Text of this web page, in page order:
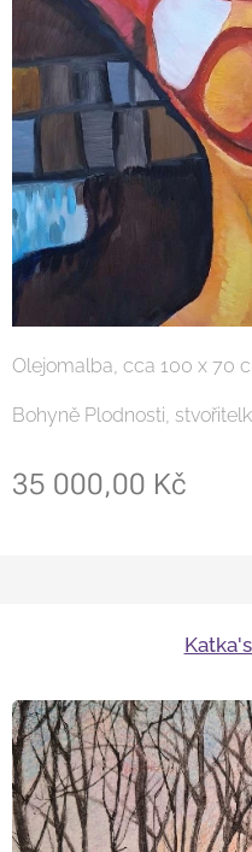
Olejomalba, cca 100 x 70
Bohyně Plodnosti,
35 000,00 Kč